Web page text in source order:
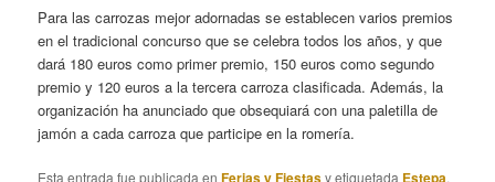
Para las carrozas mejor adornadas se establecen varios premios
en el tradicional concurso que se celebra todos los años, y que
dará 180 euros como primer premio, 150 euros como segundo
premio y 120 euros a la tercera carroza clasificada. Además, la
organización ha anunciado que obsequiará con una paletilla de
jamón a cada carroza que participe en la romería.
Esta entrada fue publicada enFerias y Fiestasy etiquetada Estepa,